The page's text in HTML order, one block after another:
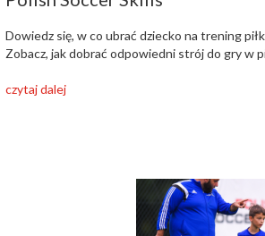
Dowiedz się, w co ubrać dziecko na trening
Zobacz, jak dobrać odpowiedni strój do gry w
czytaj dalej